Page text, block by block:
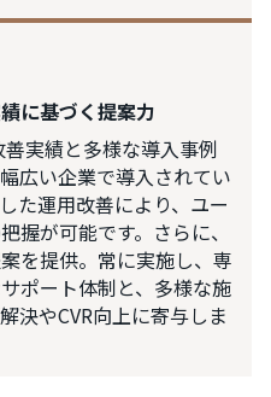
に基づく提案力
善実績と多様な導入事例
広い企業で導入されてい
た運用改善により、ユー
握が可能です。さらに、
を提供。常に実施し、専
ポート体制と、多様な施
決やCVR向上に寄与しま